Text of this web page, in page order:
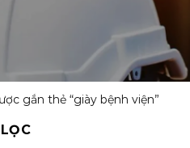
gắn thẻ “giày bệnh viện”
LỌC